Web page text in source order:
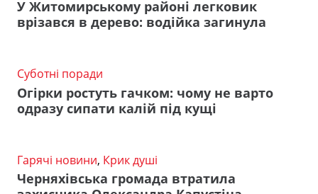
У Житомирському районі легковик
врізався в дерево: водійка загинула
Суботні поради
Огірки ростуть гачком: чому не варто
одразу сипати калій під кущі
Гарячі новини, Крик душі
Черняхівська громада втратила